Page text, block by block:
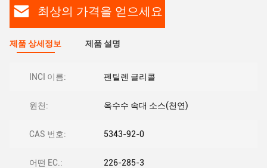
최상의 가격을 얻으세요
제품 상세정보 제품 설명
INCI 이름: 펜틸렌 글리콜
원천: 옥수수 속대 소스(천연)
CAS 번호: 5343-92-0
어떤 EC.: 226-285-3